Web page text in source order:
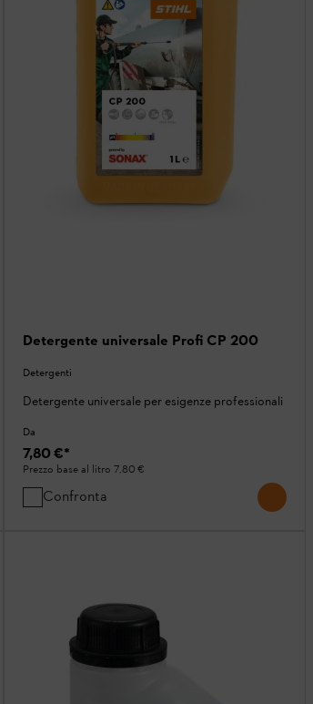
Detergente universale Profi CP 200
Detergenti
Detergente universale per esigenze professionali
Da
7,80 €*
Prezzo base al litro 7,80 €
Confronta